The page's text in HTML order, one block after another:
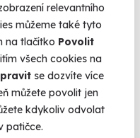
relevantního
můžeme také tyto
na tlačítko Povolit
všech cookies na
se dozvíte více
můžete povolit jen
kdykoliv odvolat
patičce.